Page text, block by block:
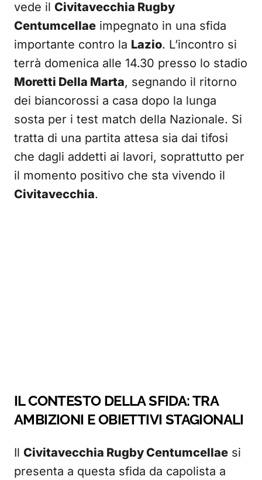
vede il Civitavecchia Rugby
Centumcellae impegnato in una sfida
importante contro la Lazio. L’incontro si
terrà domenica alle 14.30 presso lo stadio
Moretti Della Marta, segnando il ritorno
dei biancorossi a casa dopo la lunga
sosta per i test match della Nazionale. Si
tratta di una partita attesa sia dai tifosi
che dagli addetti ai lavori, soprattutto per
il momento positivo che sta vivendo il
Civitavecchia.
IL CONTESTO DELLA SFIDA: TRA
AMBIZIONI E OBIETTIVI STAGIONALI
Il Civitavecchia Rugby Centumcellae si
presenta a questa sfida da capolista a